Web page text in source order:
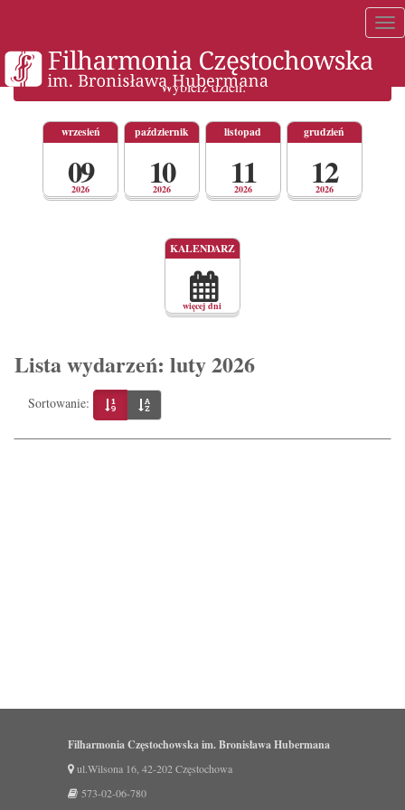
Wybierz dzień:
2026
wrzesień
09 2026
październik
10 2026
listopad
11 2026
grudzień
12
Wybór
dnia
w
harmonogramie
wydarzeń
za
pomocą
więcej dni
KALENDARZ
Lista wydarzeń: luty 2026
Sortowanie:
Filharmonia Częstochowska im. Bronisława Hubermana
ul.Wilsona 16, 42-202 Częstochowa
573-02-06-780